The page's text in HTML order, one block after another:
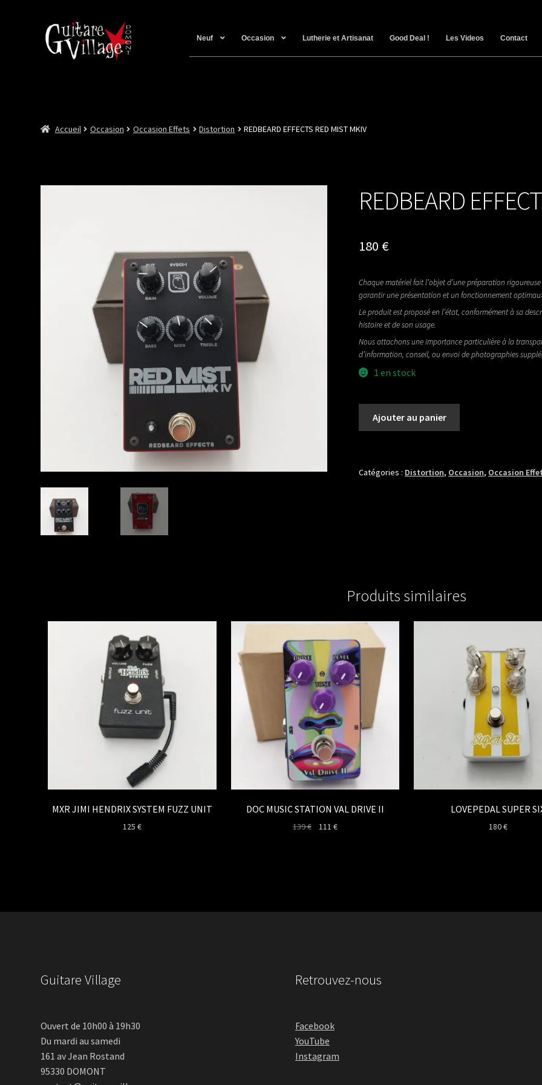
Neuf Occasion Lutherie et Artisanat Good Deal ! Les Videos Contact
Accueil Occasion Occasion Effets Distortion REDBEARD EFFECTS RED MIST MKIV
REDBEARD
180 €
Chaque matériel fait l’objet d’une préparation
garantir une présentation et un fonctionnement
Le produit est proposé en l’état, conformément à sa
histoire et de son usage.
Nous attachons une importance particulière à la
d’information, conseil, ou envoi de photographies
1 en stock
RED
Ajouter au panier
Catégories : Distortion, Occasion, Occasion
Produits similaires
MXR JIMI HENDRIX SYSTEM FUZZ UNIT
125 €
DOC MUSIC STATION VAL DRIVE II
139€
Le111 €Le
LOVEPEDAL SUPER
180€
Guitare Village
Ouvert de 10h00 à 19h30
Du mardi au samedi
161 av Jean Rostand
95330 DOMONT
Retrouvez-nous
Facebook
YouTube
Instagram